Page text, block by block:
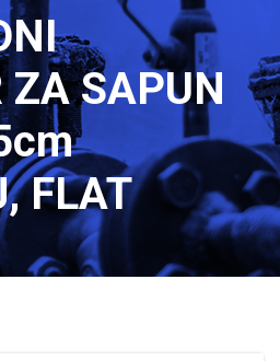
ZA SAPUN
FLAT